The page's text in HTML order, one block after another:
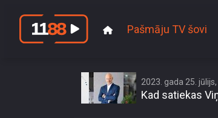
Pašmāju TV šovi
2023. gada 25.
Kad satiekas